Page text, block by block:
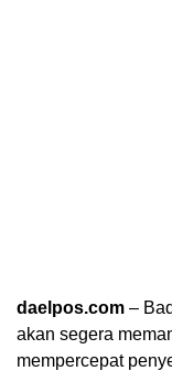
daelpos.com –
akan segera
mempercepat